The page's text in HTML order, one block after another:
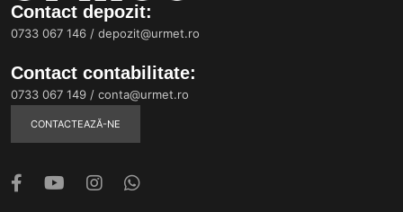
Contact depozit:
0733 067 146 / depozit@urmet.ro
Contact contabilitate:
0733 067 149 / conta@urmet.ro
CONTACTEAZĂ-NE